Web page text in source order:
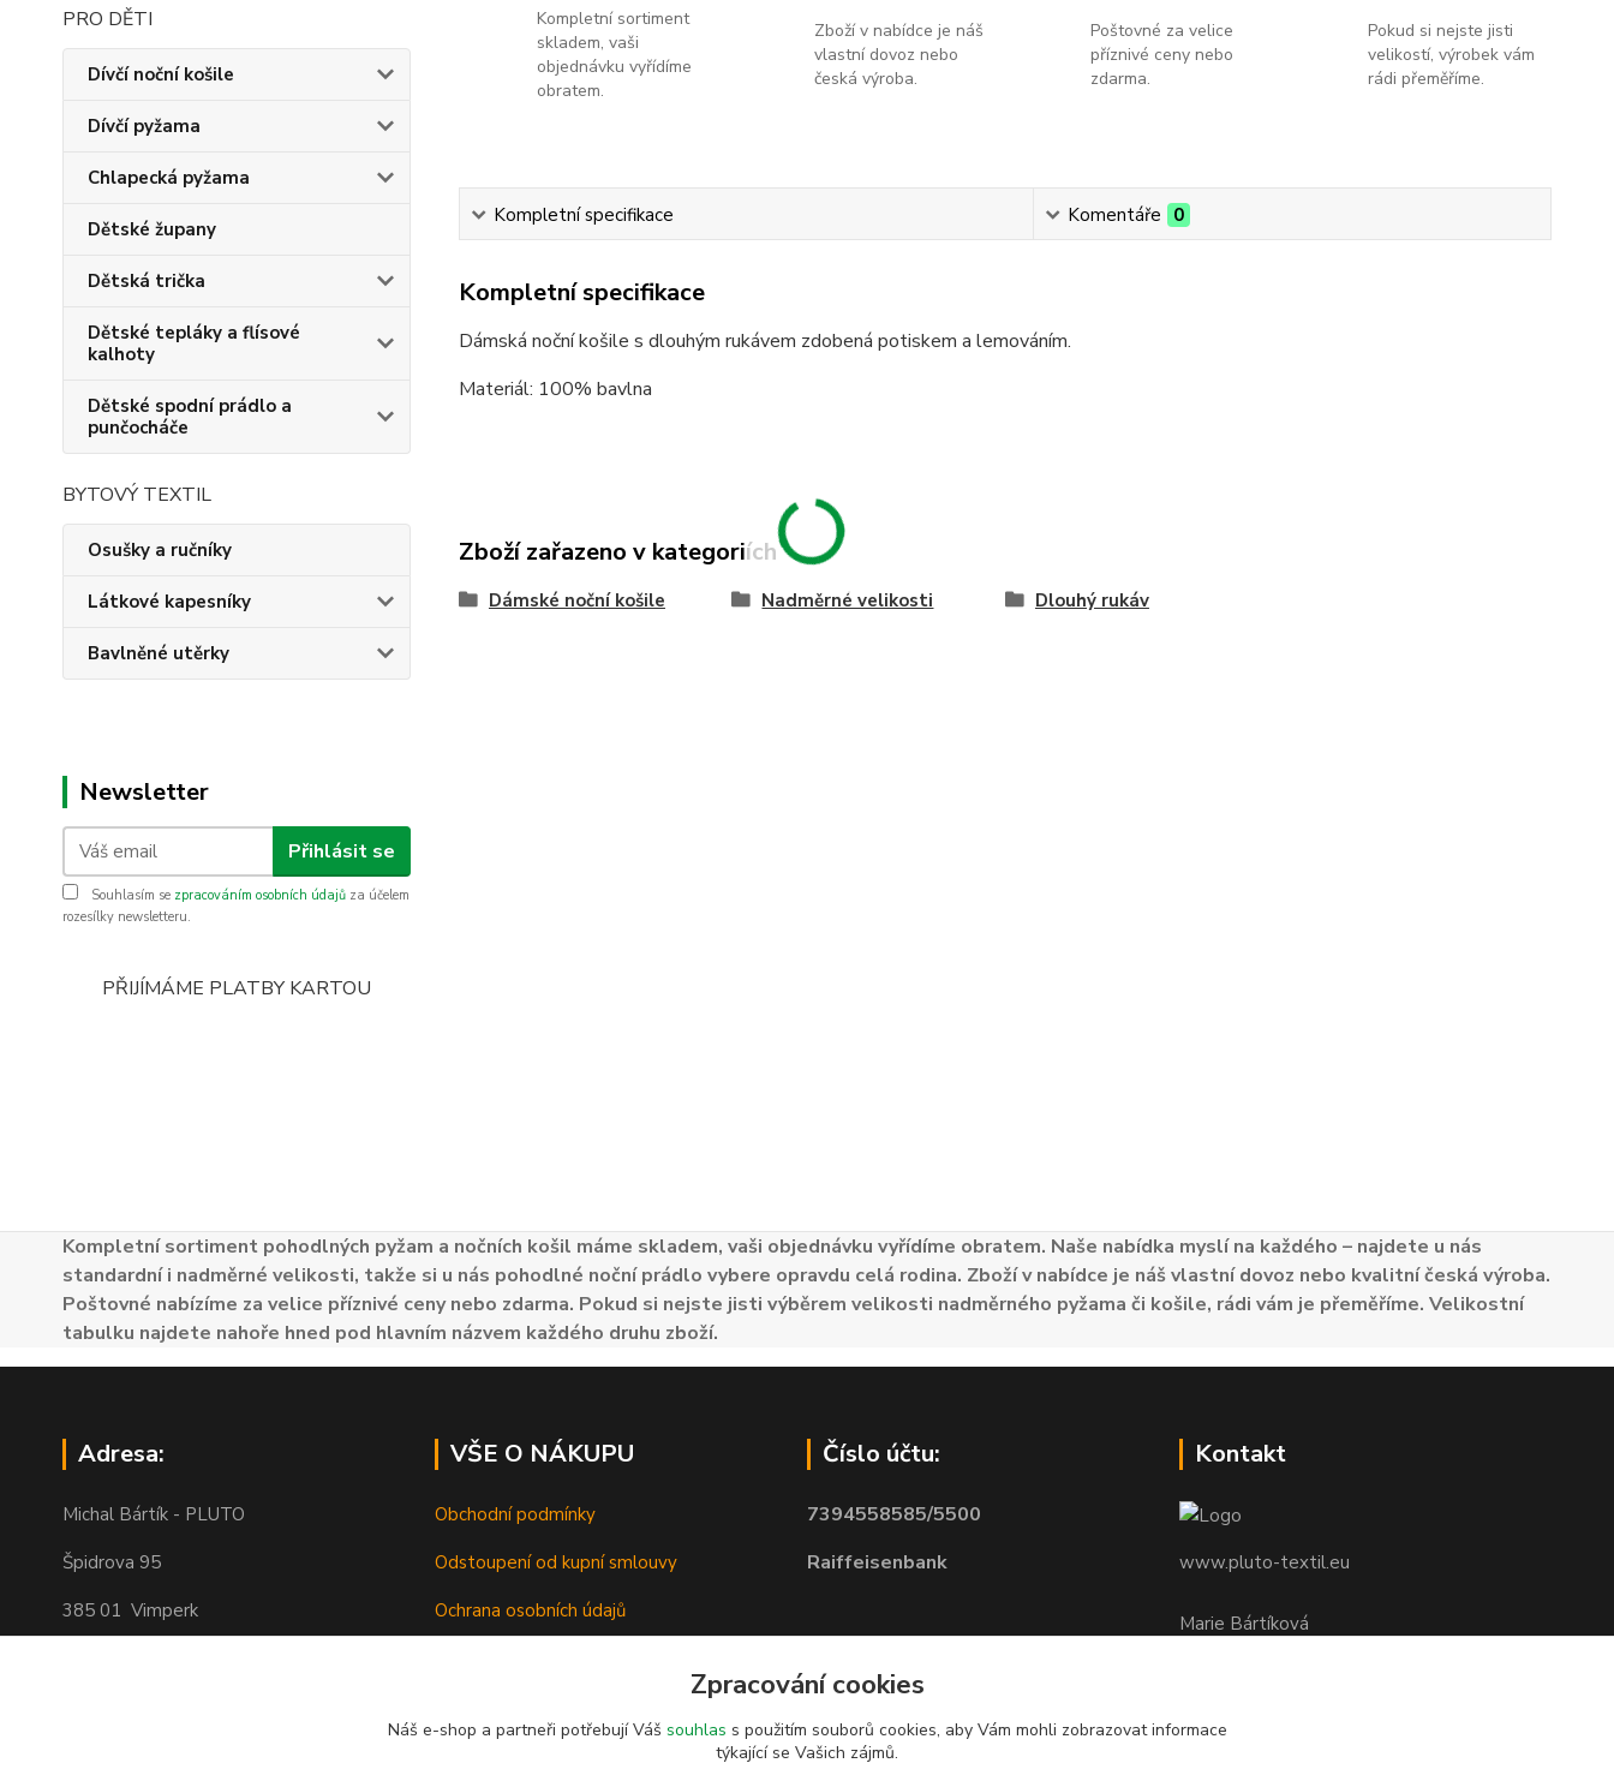
PRO DĚTI
Dívčí noční košile
Dívčí pyžama
Chlapecká pyžama
Dětské župany
Dětská trička
Dětské tepláky a flísové
kalhoty
Dětské spodní prádlo a
punčocháče
BYTOVÝ TEXTIL
Osušky a ručníky
Látkové kapesníky
Bavlněné utěrky
Newsletter
Přihlásit se
Souhlasím se zpracováním osobních údajů za účelem
rozesílky newsletteru.
PŘIJÍMÁME PLATBY KARTOU
Kompletní sortiment
skladem, vaši
objednávku vyřídíme
obratem.
Zboží v nabídce je náš
vlastní dovoz nebo
česká výroba.
Poštovné za velice
příznivé ceny nebo
zdarma.
Pokud si nejste jisti
velikostí, výrobek vám
rádi přeměříme.
Kompletní specifikace Komentáře 0
Kompletní specifikace
Dámská noční košile s dlouhým rukávem zdobená potiskem a lemováním.
Materiál: 100% bavlna
Zboží zařazeno v kategoriích
Dámské noční košile Nadměrné velikosti Dlouhý rukáv
Kompletní sortiment pohodlných pyžam a nočních košil máme skladem, vaši objednávku vyřídíme obratem. Naše nabídka myslí na každého – najdete u nás
standardní i nadměrné velikosti, takže si u nás pohodlné noční prádlo vybere opravdu celá rodina. Zboží v nabídce je náš vlastní dovoz nebo kvalitní česká výroba.
Poštovné nabízíme za velice příznivé ceny nebo zdarma. Pokud si nejste jisti výběrem velikosti nadměrného pyžama či košile, rádi vám je přeměříme. Velikostní
tabulku najdete nahoře hned pod hlavním názvem každého druhu zboží.
Adresa:
Michal Bártík - PLUTO
Špidrova 95
385 01 Vimperk
VŠE O NÁKUPU
Obchodní podmínky
Odstoupení od kupní smlouvy
Ochrana osobních údajů
Číslo účtu:
7394558585/5500
Raiffeisenbank
Kontakt
www.pluto-textil.eu
Marie Bártíková
pluto@pluto.eu
Zpracování cookies
Náš e-shop a partneři potřebují Váš souhlas s použitím souborů cookies, aby Vám mohli zobrazovat informace
týkající se Vašich zájmů.